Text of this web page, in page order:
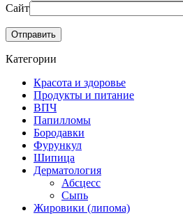
Сайт
Категории
Красота и здоровье
Продукты и питание
ВПЧ
Папилломы
Бородавки
Фурункул
Шипица
Дерматология
Абсцесс
Сыпь
Жировики (липома)